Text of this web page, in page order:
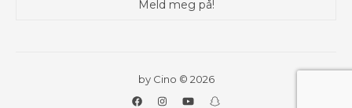
by Cino © 2026